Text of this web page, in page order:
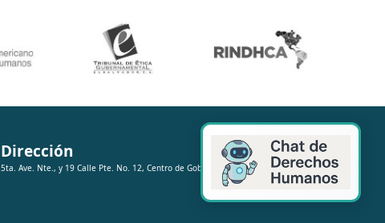
Dirección
5ta. Ave. Nte., y 19 Calle Pte. No. 12, Centro de Gobierno, San Salvador.